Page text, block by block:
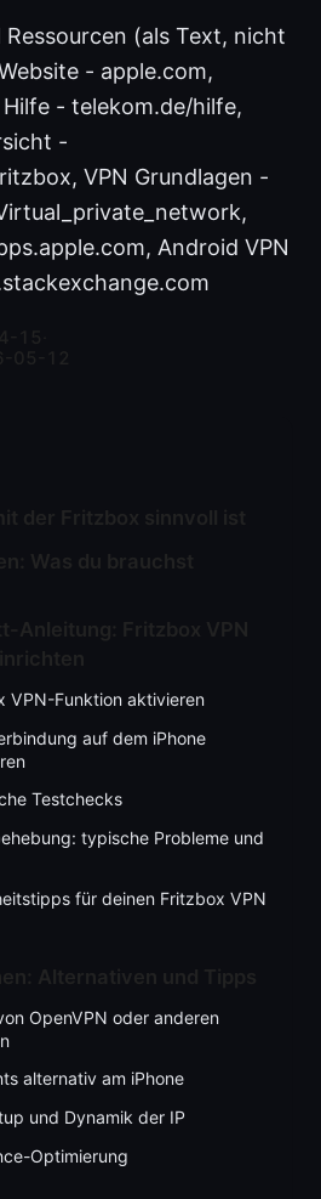
(als Text, nicht
- apple.com,
- telekom.de/hilfe,
-
VPN Grundlagen -
Android VPN
VPN-Funktion aktivieren
auf dem iPhone
Testchecks
typische Probleme und
für deinen Fritzbox VPN
OpenVPN oder anderen
alternativ am iPhone
und Dynamik der IP
Optimierung